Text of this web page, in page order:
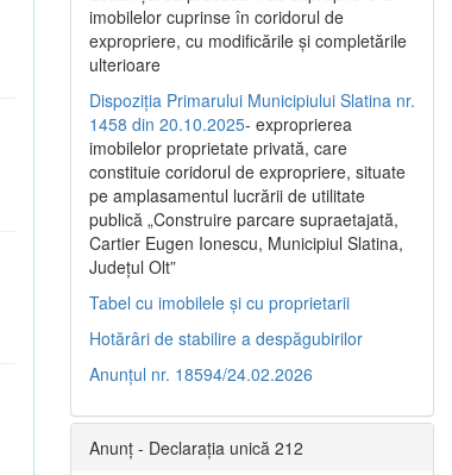
imobilelor cuprinse în coridorul de
expropriere, cu modificările şi completările
ulterioare
Dispoziția Primarului Municipiului Slatina nr.
1458 din 20.10.2025- exproprierea
imobilelor proprietate privată, care
constituie coridorul de expropriere, situate
pe amplasamentul lucrării de utilitate
publică „Construire parcare supraetajată,
Cartier Eugen Ionescu, Municipiul Slatina,
Județul Olt”
Tabel cu imobilele și cu proprietarii
Hotărâri de stabilire a despăgubirilor
Anunțul nr. 18594/24.02.2026
Anunț - Declarația unică 212